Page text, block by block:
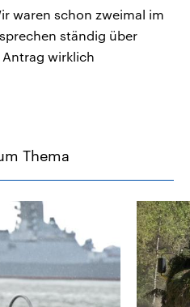
waren schon zweimal im
ständig über
Antrag wirklich
Thema